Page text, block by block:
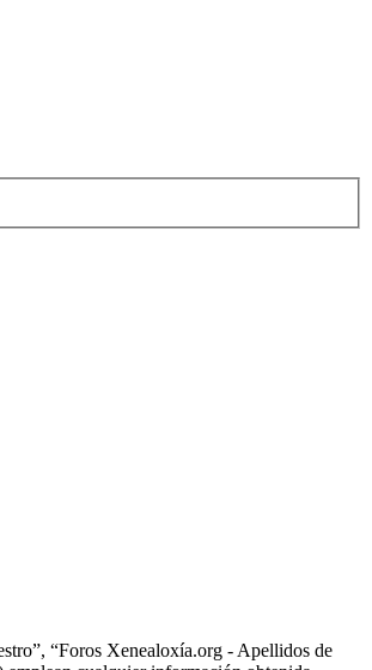
“Foros Xenealoxía.org - Apellidos de